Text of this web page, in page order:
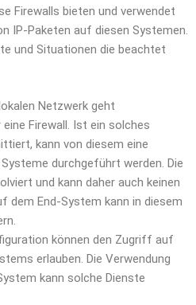
Firewalls bieten und verwendet
IP-Paketen auf diesen Systemen.
und Situationen die beachtet
Netzwerk geht
Firewall. Ist ein solches
kann von diesem eine
durchgeführt werden. Die
und kann daher auch keinen
dem End-System kann in diesem
können den Zugriff auf
erlauben. Die Verwendung
kann solche Dienste